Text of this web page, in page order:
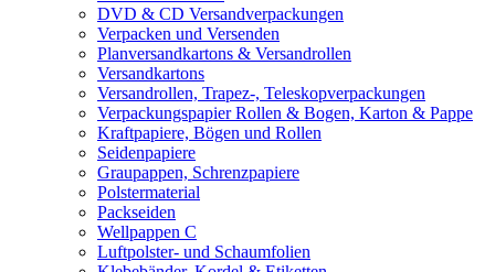
DVD & CD Versandverpackungen
Verpacken und Versenden
Planversandkartons & Versandrollen
Versandkartons
Versandrollen, Trapez-, Teleskopverpackungen
Verpackungspapier Rollen & Bogen, Karton & Pappe
Kraftpapiere, Bögen und Rollen
Seidenpapiere
Graupappen, Schrenzpapiere
Polstermaterial
Packseiden
Wellpappen C
Luftpolster- und Schaumfolien